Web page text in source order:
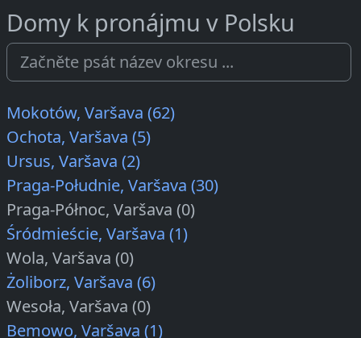
Domy k pronájmu v Polsku
Mokotów, Varšava (62)
Ochota, Varšava (5)
Ursus, Varšava (2)
Praga-Południe, Varšava (30)
Praga-Północ, Varšava (0)
Śródmieście, Varšava (1)
Wola, Varšava (0)
Żoliborz, Varšava (6)
Wesoła, Varšava (0)
Bemowo, Varšava (1)